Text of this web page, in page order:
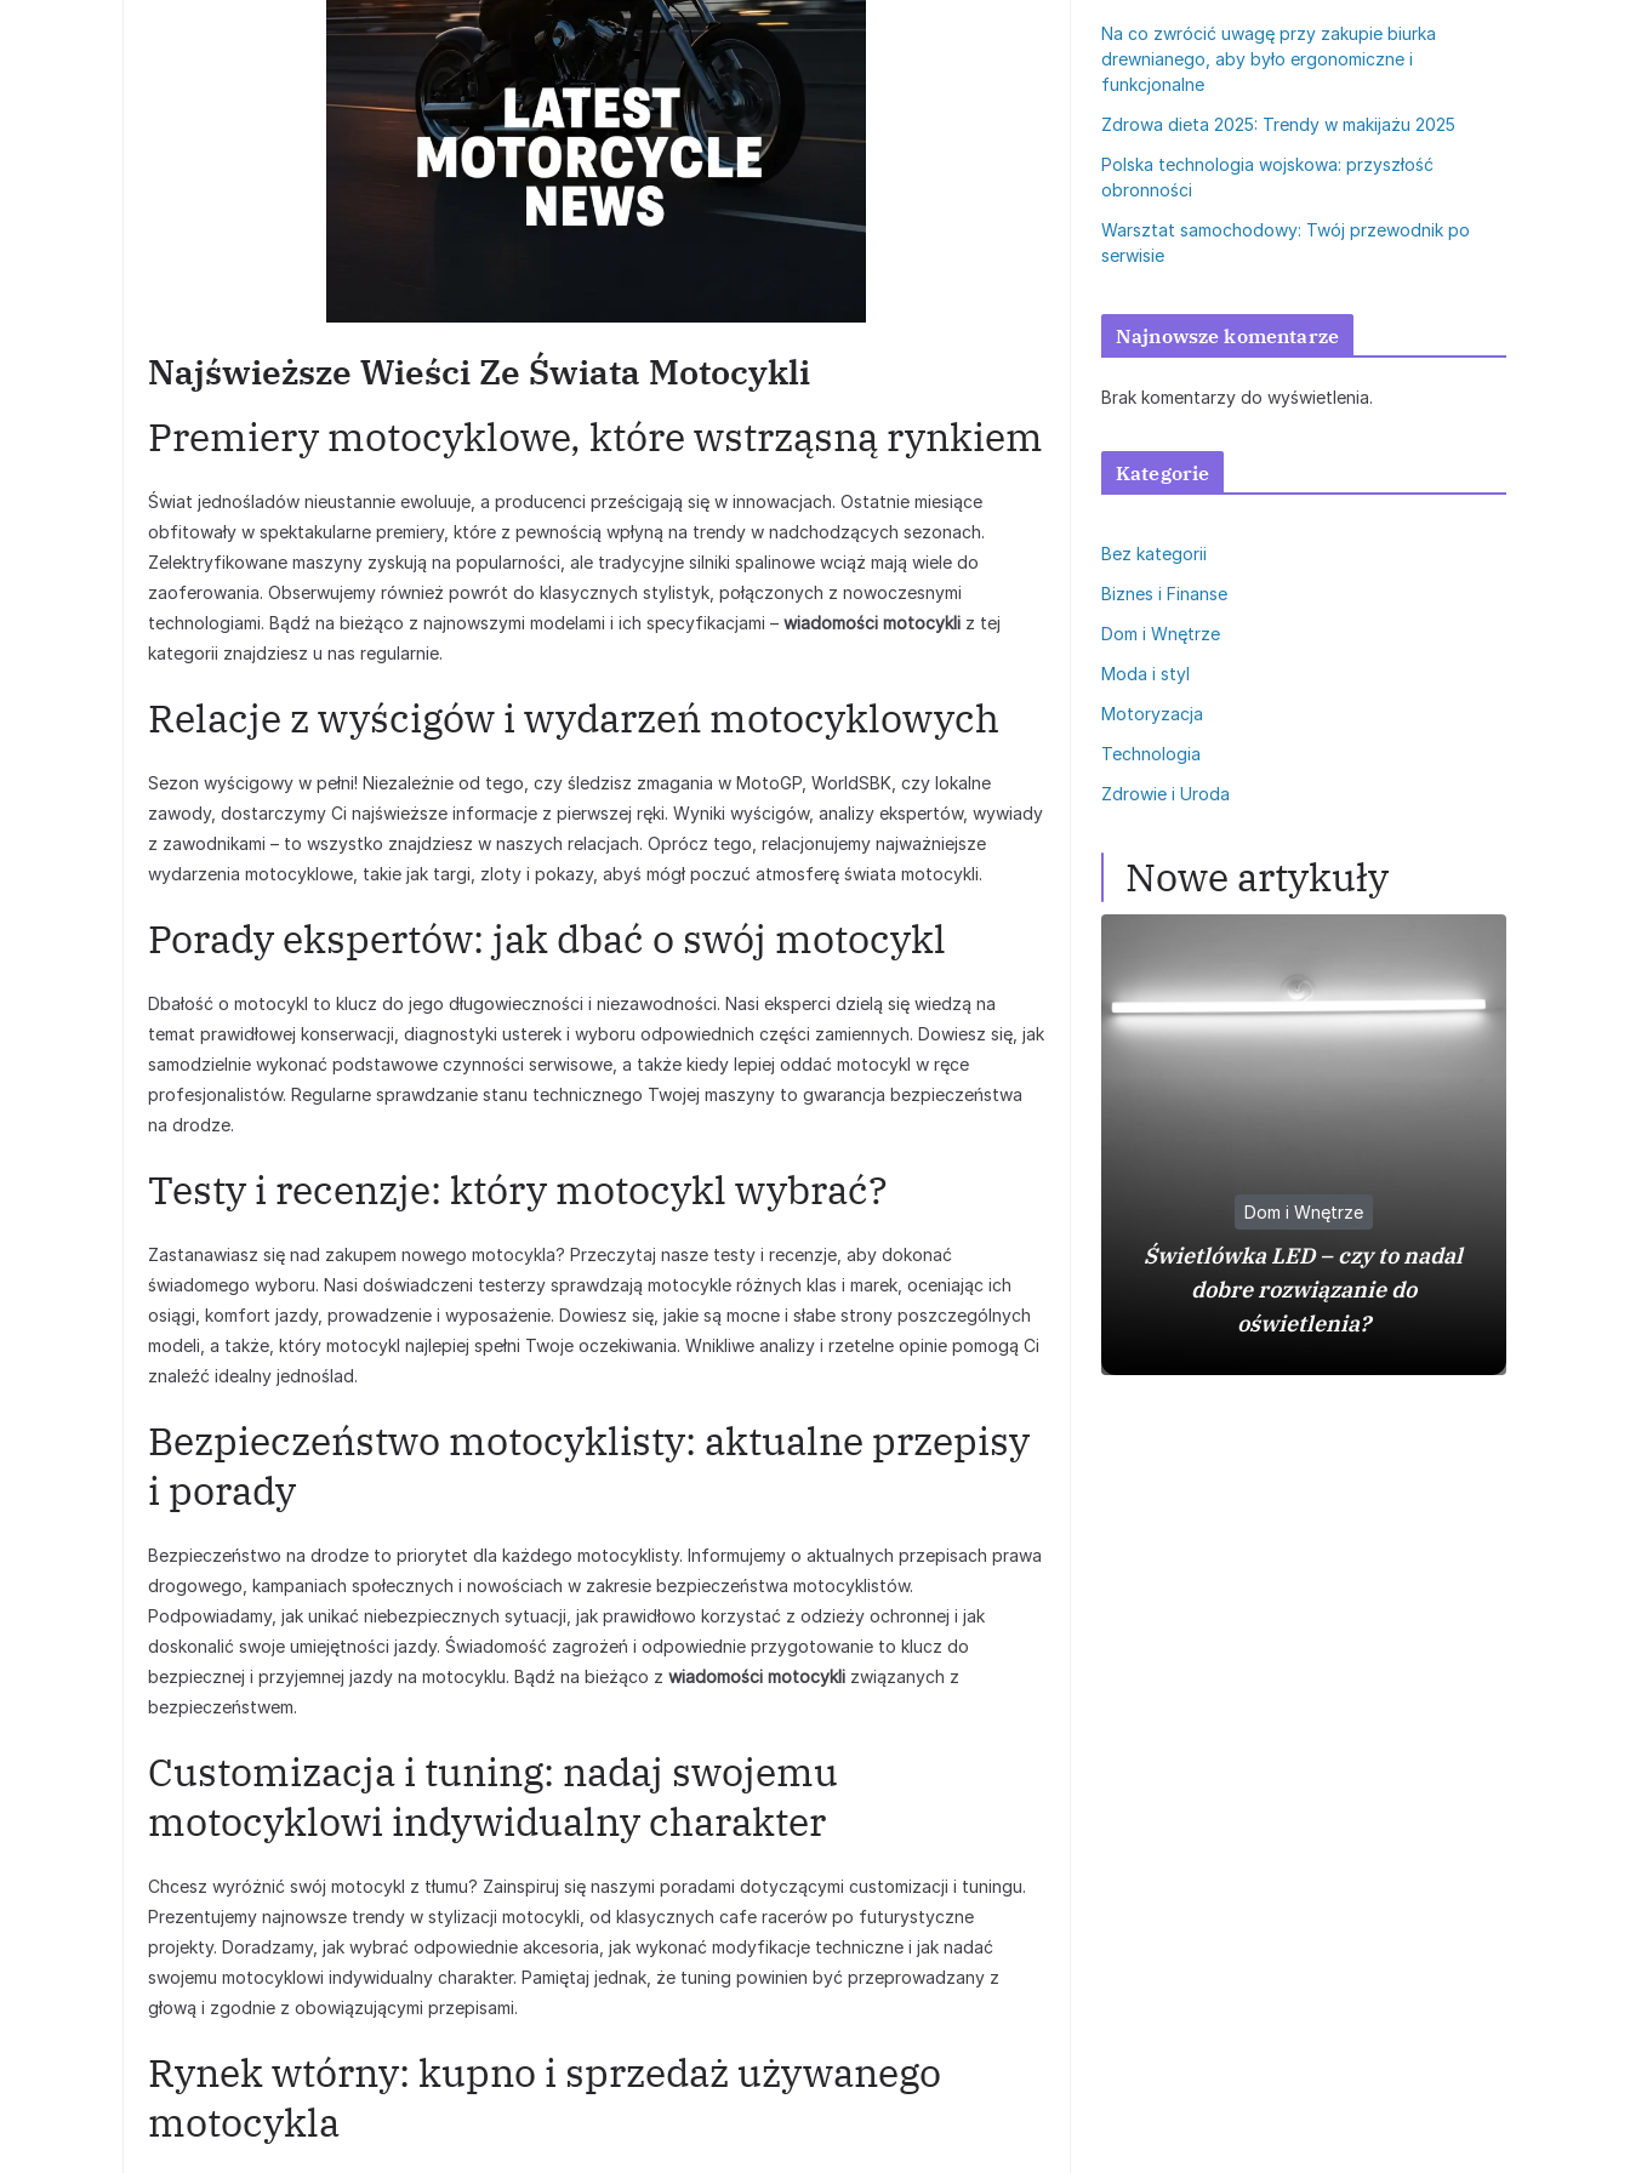
Najświeższe Wieści Ze Świata Motocykli
Premiery motocyklowe, które wstrząsną rynkiem
Świat jednośladów nieustannie ewoluuje, a producenci prześcigają się w innowacjach. Ostatnie miesiące
obfitowały w spektakularne premiery, które z pewnością wpłyną na trendy w nadchodzących sezonach.
Zelektryfikowane maszyny zyskują na popularności, ale tradycyjne silniki spalinowe wciąż mają wiele do
zaoferowania. Obserwujemy również powrót do klasycznych stylistyk, połączonych z nowoczesnymi
technologiami. Bądź na bieżąco z najnowszymi modelami i ich specyfikacjami – wiadomości motocykli z tej
kategorii znajdziesz u nas regularnie.
Relacje z wyścigów i wydarzeń motocyklowych
Sezon wyścigowy w pełni! Niezależnie od tego, czy śledzisz zmagania w MotoGP, WorldSBK, czy lokalne
zawody, dostarczymy Ci najświeższe informacje z pierwszej ręki. Wyniki wyścigów, analizy ekspertów, wywiady
z zawodnikami – to wszystko znajdziesz w naszych relacjach. Oprócz tego, relacjonujemy najważniejsze
wydarzenia motocyklowe, takie jak targi, zloty i pokazy, abyś mógł poczuć atmosferę świata motocykli.
Porady ekspertów: jak dbać o swój motocykl
Dbałość o motocykl to klucz do jego długowieczności i niezawodności. Nasi eksperci dzielą się wiedzą na
temat prawidłowej konserwacji, diagnostyki usterek i wyboru odpowiednich części zamiennych. Dowiesz się, jak
samodzielnie wykonać podstawowe czynności serwisowe, a także kiedy lepiej oddać motocykl w ręce
profesjonalistów. Regularne sprawdzanie stanu technicznego Twojej maszyny to gwarancja bezpieczeństwa
na drodze.
Testy i recenzje: który motocykl wybrać?
Zastanawiasz się nad zakupem nowego motocykla? Przeczytaj nasze testy i recenzje, aby dokonać
świadomego wyboru. Nasi doświadczeni testerzy sprawdzają motocykle różnych klas i marek, oceniając ich
osiągi, komfort jazdy, prowadzenie i wyposażenie. Dowiesz się, jakie są mocne i słabe strony poszczególnych
modeli, a także, który motocykl najlepiej spełni Twoje oczekiwania. Wnikliwe analizy i rzetelne opinie pomogą Ci
znaleźć idealny jednoślad.
Bezpieczeństwo motocyklisty: aktualne przepisy
i porady
Bezpieczeństwo na drodze to priorytet dla każdego motocyklisty. Informujemy o aktualnych przepisach prawa
drogowego, kampaniach społecznych i nowościach w zakresie bezpieczeństwa motocyklistów.
Podpowiadamy, jak unikać niebezpiecznych sytuacji, jak prawidłowo korzystać z odzieży ochronnej i jak
doskonalić swoje umiejętności jazdy. Świadomość zagrożeń i odpowiednie przygotowanie to klucz do
bezpiecznej i przyjemnej jazdy na motocyklu. Bądź na bieżąco z wiadomości motocykli związanych z
bezpieczeństwem.
Customizacja i tuning: nadaj swojemu
motocyklowi indywidualny charakter
Chcesz wyróżnić swój motocykl z tłumu? Zainspiruj się naszymi poradami dotyczącymi customizacji i tuningu.
Prezentujemy najnowsze trendy w stylizacji motocykli, od klasycznych cafe racerów po futurystyczne
projekty. Doradzamy, jak wybrać odpowiednie akcesoria, jak wykonać modyfikacje techniczne i jak nadać
swojemu motocyklowi indywidualny charakter. Pamiętaj jednak, że tuning powinien być przeprowadzany z
głową i zgodnie z obowiązującymi przepisami.
Rynek wtórny: kupno i sprzedaż używanego
motocykla
Na co zwrócić uwagę przy zakupie biurka
drewnianego, aby było ergonomiczne i
funkcjonalne
Zdrowa dieta 2025: Trendy w makijażu 2025
Polska technologia wojskowa: przyszłość
obronności
Warsztat samochodowy: Twój przewodnik po
serwisie
Najnowsze komentarze
Brak komentarzy do wyświetlenia.
Kategorie
Bez kategorii
Biznes i Finanse
Dom i Wnętrze
Moda i styl
Motoryzacja
Technologia
Zdrowie i Uroda
Nowe artykuły
Dom i Wnętrze
Świetlówka LED – czy to nadal
dobre rozwiązanie do
oświetlenia?